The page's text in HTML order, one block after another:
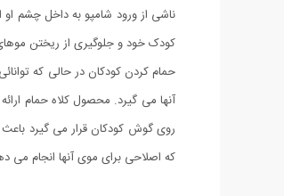
ناشی از ورود شامپو به داخل چشم
کودک خود و جلوگیری از ریختن
حمام کردن کودکان در حالی که
آنها می گیرد. محصول کلاه حمام
روی گوش کودکان قرار می گیرد
که اصلاحی برای موی آنها انجام می